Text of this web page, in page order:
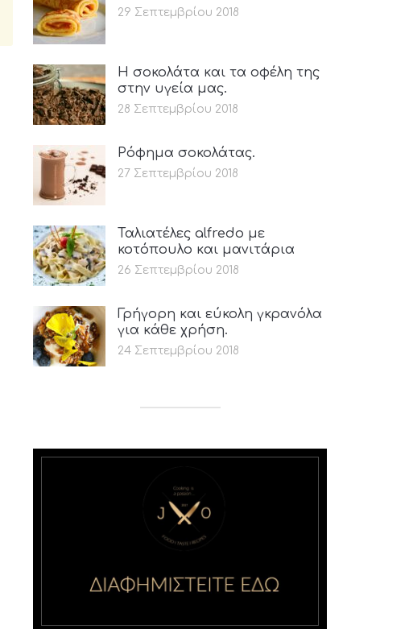
29 Σεπτεμβρίου 2018
Η σοκολάτα και τα οφέλη της
στην υγεία μας.
28 Σεπτεμβρίου 2018
Ρόφημα σοκολάτας.
27 Σεπτεμβρίου 2018
Ταλιατέλες alfredo με
κοτόπουλο και μανιτάρια
26 Σεπτεμβρίου 2018
Γρήγορη και εύκολη γκρανόλα
για κάθε χρήση.
24 Σεπτεμβρίου 2018